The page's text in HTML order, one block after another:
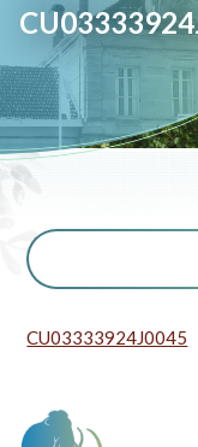
CU03333924J0045